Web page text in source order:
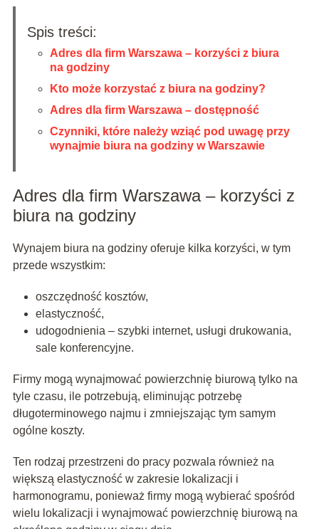
Spis treści:
Adres dla firm Warszawa – korzyści z biura
na godziny
Kto może korzystać z biura na godziny?
Adres dla firm Warszawa – dostępność
Czynniki, które należy wziąć pod uwagę przy
wynajmie biura na godziny w Warszawie
Adres dla firm Warszawa – korzyści z
biura na godziny
Wynajem biura na godziny oferuje kilka korzyści, w tym
przede wszystkim:
oszczędność kosztów,
elastyczność,
udogodnienia – szybki internet, usługi drukowania,
sale konferencyjne.
Firmy mogą wynajmować powierzchnię biurową tylko na
tyle czasu, ile potrzebują, eliminując potrzebę
długoterminowego najmu i zmniejszając tym samym
ogólne koszty.
Ten rodzaj przestrzeni do pracy pozwala również na
większą elastyczność w zakresie lokalizacji i
harmonogramu, ponieważ firmy mogą wybierać spośród
wielu lokalizacji i wynajmować powierzchnię biurową na